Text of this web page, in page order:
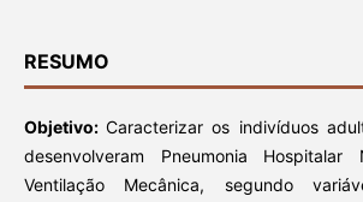
RESUMO
Objetivo:Caracterizar os indivíduos
desenvolveram Pneumonia
Ventilação Mecânica, segundo